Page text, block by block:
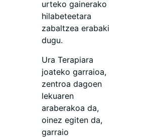
urteko gainerako
hilabeteetara
zabaltzea erabaki
dugu.
Ura Terapiara
joateko garraioa,
zentroa dagoen
lekuaren
araberakoa da,
oinez egiten da,
garraio